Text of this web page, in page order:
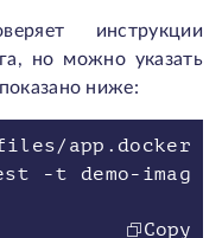
инструкции
но можно указать
ниже:
app.docker
-t demo-imag
Copy